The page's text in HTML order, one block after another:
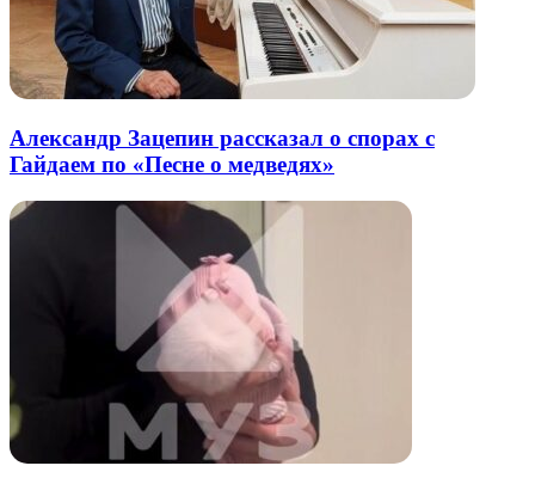
Александр Зацепин рассказал о спорах с
Гайдаем по «Песне о медведях»